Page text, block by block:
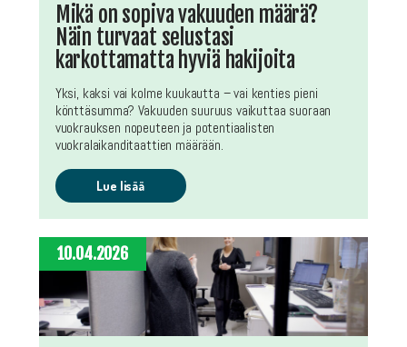
Mikä on sopiva vakuuden määrä?
Näin turvaat selustasi
karkottamatta hyviä hakijoita
Yksi, kaksi vai kolme kuukautta – vai kenties pieni
könttäsumma? Vakuuden suuruus vaikuttaa suoraan
vuokrauksen nopeuteen ja potentiaalisten
vuokralaikanditaattien määrään.
Lue lisää
10.04.2026